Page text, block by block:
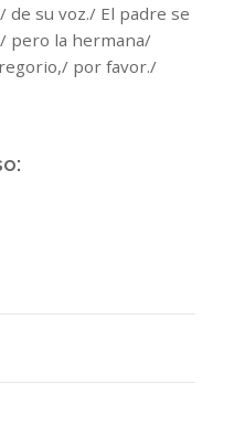
su voz./ El padre se
pero la hermana/
por favor./